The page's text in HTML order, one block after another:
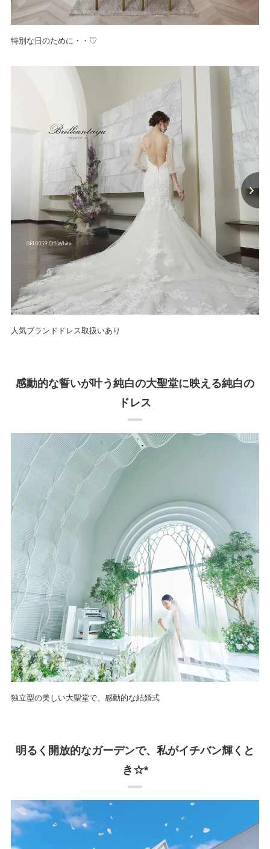
特別な日のために・・♡
人気ブランドドレス取扱いあり
感動的な誓いが叶う純白の大聖堂に映える純白の
ドレス
独立型の美しい大聖堂で、感動的な結婚式
明るく開放的なガーデンで、私がイチバン輝くと
き☆*